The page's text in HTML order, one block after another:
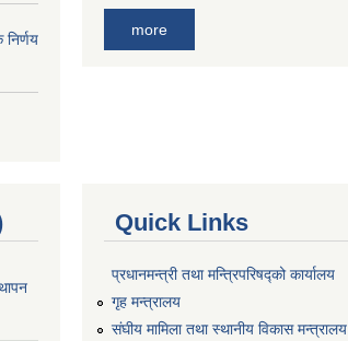
more
Quick Links
प्रधानमन्त्री तथा मन्त्रिपरिषद्को कार्यालय
गृह मन्त्रालय
संघीय मामिला तथा स्थानीय विकास मन्त्रालय